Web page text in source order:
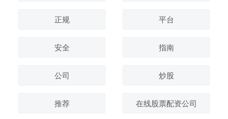
正规 平台
安全 指南
公司 炒股
推荐 在线股票配资公司